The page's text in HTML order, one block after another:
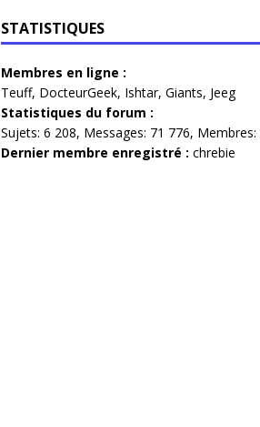
STATISTIQUES
Membres en ligne :
Teuff, DocteurGeek, Ishtar, Giants, Jeeg
Statistiques du forum :
Sujets: 6 208, Messages: 71 776, Membres:
Dernier membre enregistré : chrebie